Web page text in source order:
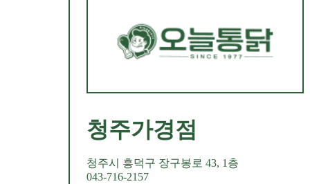
청주가경점
청주시 흥덕구 장구봉로 43, 1층
043-716-2157